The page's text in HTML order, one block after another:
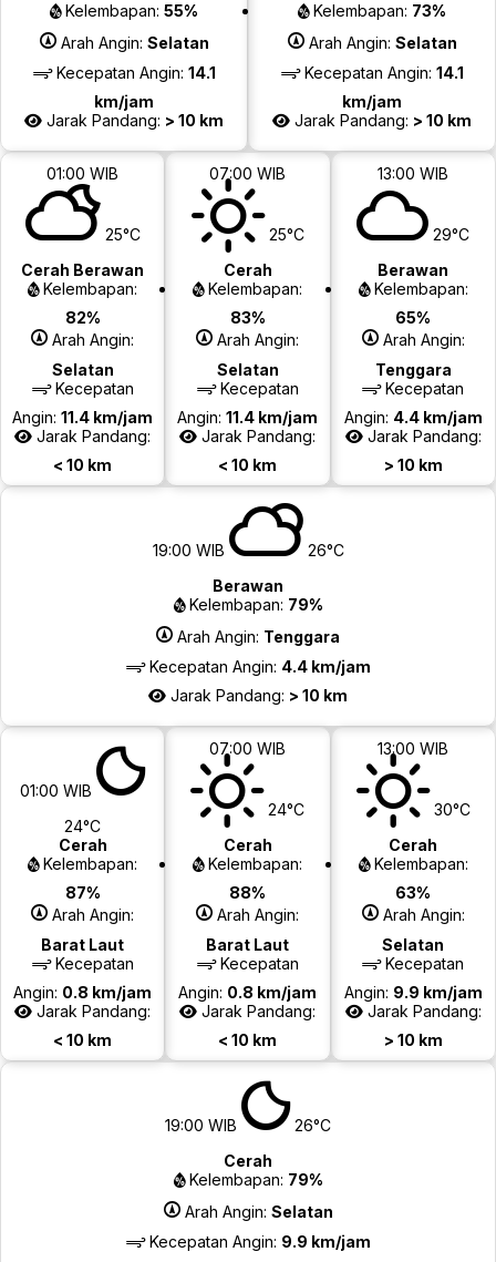
Kelembapan: 55%
Arah Angin: Selatan
Kecepatan Angin: 14.1
km/jam
Jarak Pandang: > 10 km
Kelembapan: 73%
Arah Angin: Selatan
Kecepatan Angin: 14.1
km/jam
Jarak Pandang: > 10 km
01:00 WIB
25°C
Cerah Berawan
Kelembapan:
82%
Arah Angin:
Selatan
Kecepatan
Angin:11.4 km/jam
Jarak Pandang:
< 10 km
07:00 WIB
25°C
Cerah
Kelembapan:
83%
Arah Angin:
Selatan
Kecepatan
Angin:11.4 km/jam
Jarak Pandang:
< 10 km
13:00 WIB
29°C
Berawan
Kelembapan:
65%
Arah Angin:
Tenggara
Kecepatan
Angin: 4.4 km/jam
Jarak Pandang:
> 10 km
19:00 WIB
26°C
Berawan
Kelembapan: 79%
Arah Angin: Tenggara
Kecepatan Angin: 4.4 km/jam
Jarak Pandang: > 10 km
01:00 WIB
24°C
Cerah
Kelembapan:
87%
Arah Angin:
Barat Laut
Kecepatan
Angin: 0.8 km/jam
Jarak Pandang:
< 10 km
07:00 WIB
24°C
Cerah
Kelembapan:
88%
Arah Angin:
Barat Laut
Kecepatan
Angin: 0.8 km/jam
Jarak Pandang:
< 10 km
13:00 WIB
30°C
Cerah
Kelembapan:
63%
Arah Angin:
Selatan
Kecepatan
Angin: 9.9 km/jam
Jarak Pandang:
> 10 km
19:00 WIB
26°C
Cerah
Kelembapan: 79%
Arah Angin: Selatan
Kecepatan Angin: 9.9 km/jam